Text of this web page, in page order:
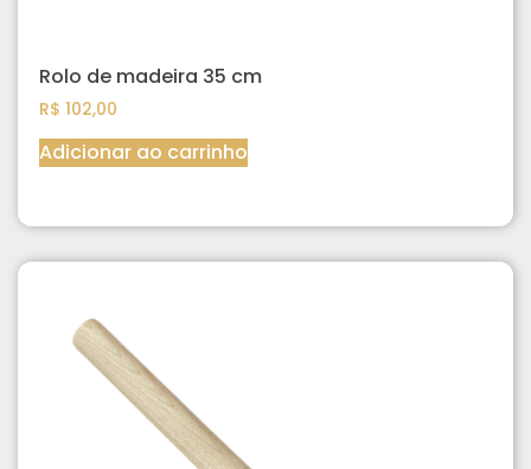
Rolo de madeira 35 cm
R$ 102,00
Adicionar ao carrinho